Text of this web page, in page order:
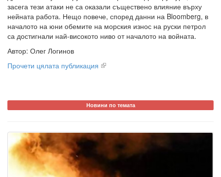
засега тези атаки не са оказали съществено влияние върху
нейната работа. Нещо повече, според данни на Bloomberg, в
началото на юни обемите на морския износ на руски петрол
са достигнали най-високото ниво от началото на войната.
Автор: Олег Логинов
Прочети цялата публикация
Новини по темата